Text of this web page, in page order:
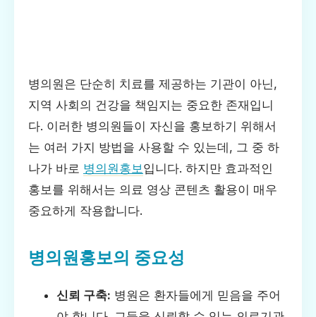
병의원은 단순히 치료를 제공하는 기관이 아닌,
지역 사회의 건강을 책임지는 중요한 존재입니
다. 이러한 병의원들이 자신을 홍보하기 위해서
는 여러 가지 방법을 사용할 수 있는데, 그 중 하
나가 바로 병의원홍보입니다. 하지만 효과적인
홍보를 위해서는 의료 영상 콘텐츠 활용이 매우
중요하게 작용합니다.
병의원홍보의 중요성
신뢰 구축: 병원은 환자들에게 믿음을 주어